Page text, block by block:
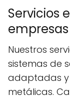
Servicios
empresas
Nuestros
sistemas de
adaptadas y
metálicas.